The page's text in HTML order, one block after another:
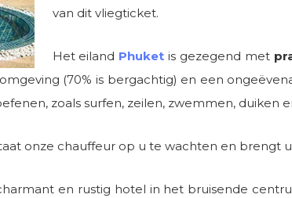
van dit vliegticket.
Het eiland Phuket is gezegend met
(70% is bergachtig) en een
zoals surfen, zeilen, zwemmen, duiken
onze chauffeur op u te wachten en brengt
en rustig hotel in het bruisende